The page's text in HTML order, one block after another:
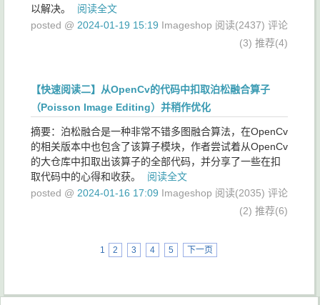
以解决。
阅读全文
posted @ 2024-01-19 15:19 Imageshop 阅读(2437) 评论
(3) 推荐(4)
【快速阅读二】从OpenCv的代码中扣取泊松融合算子
（Poisson Image Editing）并稍作优化
摘要：泊松融合是一种非常不错多图融合算法，在OpenCv
的相关版本中也包含了该算子模块，作者尝试着从OpenCv
的大仓库中扣取出该算子的全部代码，并分享了一些在扣
取代码中的心得和收获。
阅读全文
posted @ 2024-01-16 17:09 Imageshop 阅读(2035) 评论
(2) 推荐(6)
1 2 3 4 5 下一页